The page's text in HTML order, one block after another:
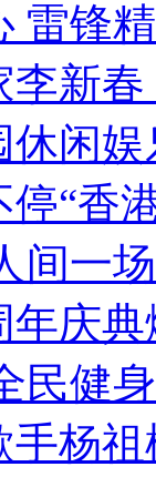
雷锋
李新
休闲
“香
间一
庆
民健
杨